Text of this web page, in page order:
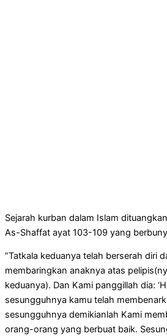
Sejarah kurban dalam Islam
As-Shaffat ayat 103-109 yang
“Tatkala keduanya telah berserah diri
membaringkan anaknya atas
keduanya). Dan Kami panggillah dia:
sesungguhnya kamu telah
sesungguhnya demikianlah Kami
orang-orang yang berbuat baik.